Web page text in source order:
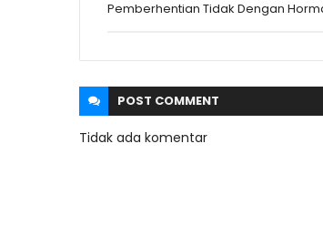
Pemberhentian Tidak Dengan
POST COMMENT
Tidak ada komentar